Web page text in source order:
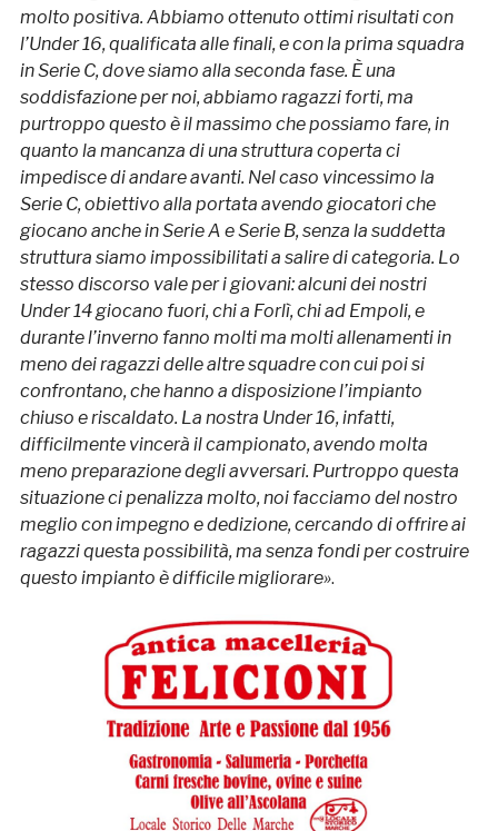
molto positiva. Abbiamo ottenuto ottimi risultati con
l’Under 16, qualificata alle finali, e con la prima squadra
in Serie C, dove siamo alla seconda fase. È una
soddisfazione per noi, abbiamo ragazzi forti, ma
purtroppo questo è il massimo che possiamo fare, in
quanto la mancanza di una struttura coperta ci
impedisce di andare avanti. Nel caso vincessimo la
Serie C, obiettivo alla portata avendo giocatori che
giocano anche in Serie A e Serie B, senza la suddetta
struttura siamo impossibilitati a salire di categoria. Lo
stesso discorso vale per i giovani: alcuni dei nostri
Under 14 giocano fuori, chi a Forlì, chi ad Empoli, e
durante l’inverno fanno molti ma molti allenamenti in
meno dei ragazzi delle altre squadre con cui poi si
confrontano, che hanno a disposizione l’impianto
chiuso e riscaldato. La nostra Under 16, infatti,
difficilmente vincerà il campionato, avendo molta
meno preparazione degli avversari. Purtroppo questa
situazione ci penalizza molto, noi facciamo del nostro
meglio con impegno e dedizione, cercando di offrire ai
ragazzi questa possibilità, ma senza fondi per costruire
questo impianto è difficile migliorare».